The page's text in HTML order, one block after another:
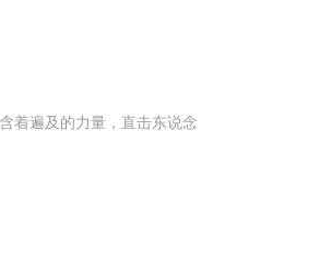
着遍及的力量，直击东说念